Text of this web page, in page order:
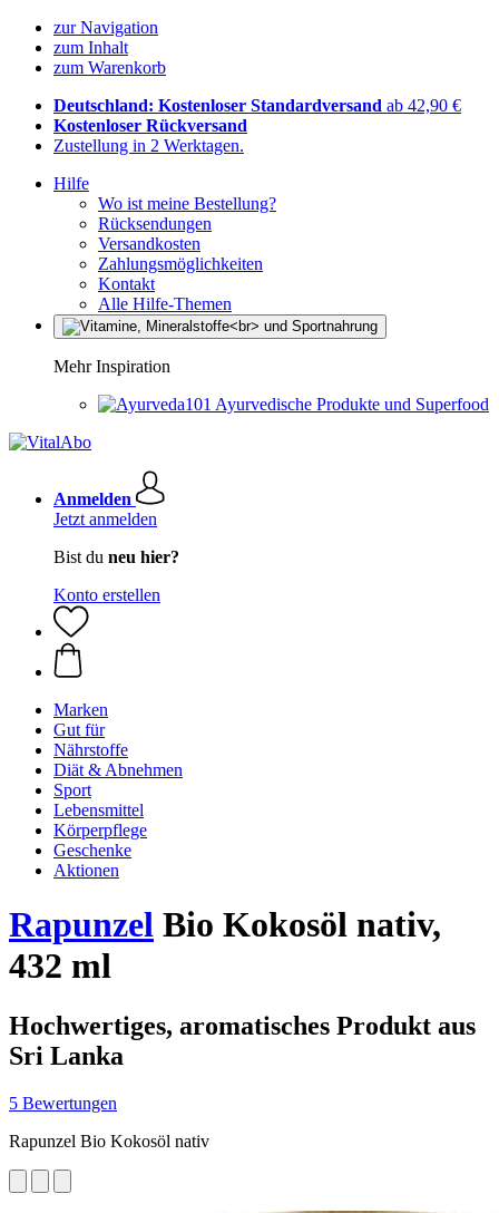
zur Navigation
zum Inhalt
zum Warenkorb
Deutschland: Kostenloser Standardversand ab 42,90 €
Kostenloser Rückversand
Zustellung in 2 Werktagen.
Hilfe
Wo ist meine Bestellung?
Rücksendungen
Versandkosten
Zahlungsmöglichkeiten
Kontakt
Alle Hilfe-Themen
Mehr Inspiration
Ayurvedische Produkte und Superfood
Anmelden
Jetzt anmelden
Bist du neu hier?
Konto erstellen
Marken
Gut für
Nährstoffe
Diät & Abnehmen
Sport
Lebensmittel
Körperpflege
Geschenke
Aktionen
Rapunzel Bio Kokosöl nativ,
432 ml
Hochwertiges, aromatisches Produkt aus
Sri Lanka
5 Bewertungen
Rapunzel Bio Kokosöl nativ